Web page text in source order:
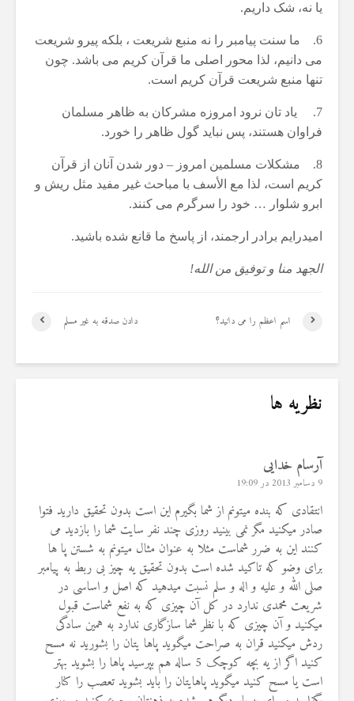
یا نه، شک داریم.
6. ما سنت پیامبر را نه منبع شریعت ، بلکه پیرو شریعت
می دانیم، لذا محور اصلی ما قرآن کریم می باشد. چون
تنها منبع شریعت قرآن کریم است.
7. یاد تان نرود امروزه مشرکان به ظاهر مسلمان
فراوان هستند، پس نباید گول ظاهر را خورد.
8. مشکلات مسلمین امروز – دور شدن آنان از قرآن
کریم است، لذا مع الأسف با مباحث غیر مفید مثل ریش و
ابرو شلوار … خود را سرگرم می کنند.
امیدرایم برادر ارجمند، از پاسخ ما قانع شده باشید.
الجهد منا و توفیق من الله!
دادن صدقه به غیر مسلم اسم اعظم را می دانید؟
نظریه ها
آرسام خدایی
9 دسامبر 2013 در 19:09
انتقادی که بنده میتونم از شما بگیرم این است بدون تحقیق دارید فتوا
صادر میکنید مگر نمی بینید روزی چند نفر سایت شما را بازدید می
کنند این به ضرر شماست مثلا به عنوان مثال میتونم به شستن پا ها
برای وضو که تاکید شده است بدون تحقیق یه چیز بی ربط به پیامبر
صلی الله و علیه و اله و سلم نسبت میدهید که اصل و اساسی در
شریعت محمدی ندارد در کل آن چیزی که به نفع شماست قبول
میکنید و آن چیزی که با نظر شما سازگاری ندارد به همین سادگی
ردش میکنید قران به صراحت میگوید پاها یتان را بشورید نه مسح
کنید اگر از یه بچه کوچک 5 ساله هم بپرسید پاها را بشوید بهتر
است یا مسح کنید میگوید پاهایتان را باید بشوید تعصب را کنار